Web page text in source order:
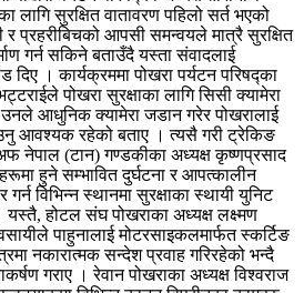
लागि सुरक्षित वातावरण पहिलो सर्त भएको
प्रहरीबिचको आपसी समन्वयले मात्रै सुरक्षित
गर्न सकिने बताउँदै यस्ता संवादलाई
दिए । कार्यक्रममा पोखरा पर्यटन परिषद्का
पोखरा सुरक्षाका लागि सिसी क्यामेरा
उनले आधुनिक क्यामेरा जडान गरेर पोखरालाई
आवश्यक रहेको बताए । त्यसै गरी ट्रेकिङ
नेपाल (टान) गण्डकीका अध्यक्ष कृष्णप्रसाद
हुने सम्भावित दुर्घटना र आपत्कालीन
गर्न विभिन्न स्थानमा सुरक्षाका स्थायी युनिट
यस्तै, होटल संघ पोखराका अध्यक्ष लक्ष्मण
पाहुनालाई मोटरसाइकलमार्फत स्कर्टिङ
नकारात्मक सन्देश प्रवाह गरिरहेको भन्दै
गराए । रेवान पोखराका अध्यक्ष विश्वराज